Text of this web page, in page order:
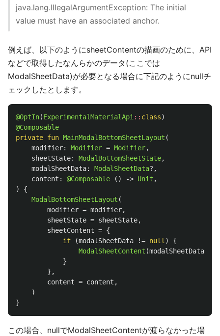
java.lang.IllegalArgumentException: The initial
value must have an associated anchor.
例えば、以下のようにsheetContentの描画のために、API
などで取得したなんらかのデータ(ここでは
ModalSheetData)が必要となる場合に下記のようにnullチ
ェックしたとします。
@OptIn(ExperimentalMaterialApi :: class)
@Composable
private fun MainModalBottomSheetLayout (
modifier: Modifier = Modifier,
sheetState: ModalBottomSheetState,
modalSheetData: ModalSheetData?,
content : @Composable () -> Unit ,
)
{
ModalBottomSheetLayout (
modifier = modifier,
sheetState = sheetState,
sheetContent = {
if
(modalSheetData != null )
{
ModalSheetContent (modalSheetData
}
},
content = content ,
)
}
この場合、nullでModalSheetContentが渡らなかった場